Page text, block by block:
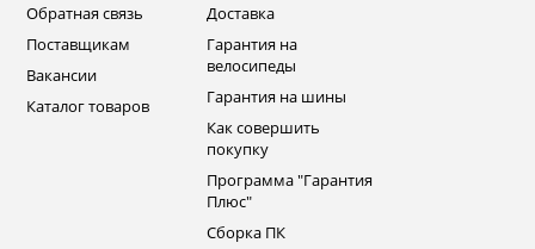
Обратная связь
Поставщикам
Вакансии
Каталог товаров
Доставка
Гарантия на
велосипеды
Гарантия на шины
Как совершить
покупку
Программа "Гарантия
Плюс"
Сборка ПК